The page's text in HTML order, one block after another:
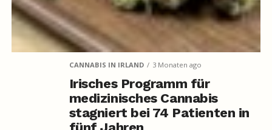
CANNABIS IN IRLAND 3 Monaten ago
Irisches Programm für
medizinisches Cannabis
stagniert bei 74 Patienten in